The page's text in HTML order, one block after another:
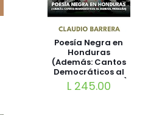
Poesía Negra en
Honduras
(Además: Cantos
Democráticos al
General Morazán)
(Spanish Edition)
L 245.00